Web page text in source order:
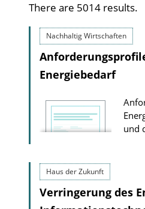
There are 5014 results.
Nachhaltig Wirtschaften
Energiebedarf
und
Haus der Zukunft
Verringerung des